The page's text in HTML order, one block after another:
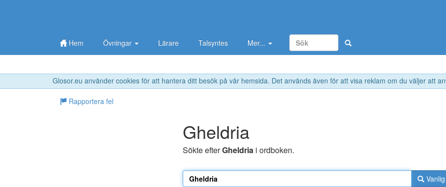
Glosor.eu använder cookies för att hantera ditt besök på vår hemsida. Det används även för att visa reklam om du väljer att
Hem Övningar Lärare Talsyntes Mer...
Rapportera fel
Gheldria
Sökte efterGheldria i ordboken.